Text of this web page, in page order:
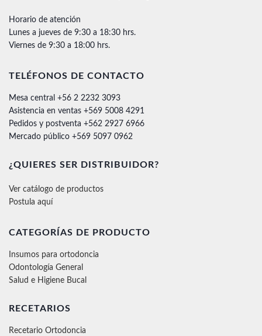
Horario de atención
Lunes a jueves de 9:30 a 18:30 hrs.
Viernes de 9:30 a 18:00 hrs.
TELÉFONOS DE CONTACTO
Mesa central +56 2 2232 3093
Asistencia en ventas +569 5008 4291
Pedidos y postventa +562 2927 6966
Mercado público +569 5097 0962
¿QUIERES SER DISTRIBUIDOR?
Ver catálogo de productos
Postula aquí
CATEGORÍAS DE PRODUCTO
Insumos para ortodoncia
Odontología General
Salud e Higiene Bucal
RECETARIOS
Recetario Ortodoncia